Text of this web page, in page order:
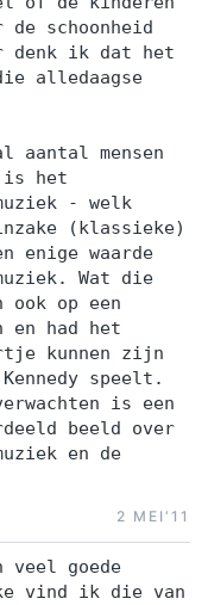
schoonheid
denk ik dat het
alledaagse
aantal mensen
is het
- welk
(klassieke)
enige waarde
Wat die
ook op een
en had het
kunnen zijn
speelt.
is een
beeld over
en de
2 MEI‘11
veel goede
vind ik die van